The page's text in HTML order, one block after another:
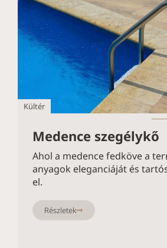
Kültér
Medence szegélykő
Ahol a medence fedköve a
anyagok eleganciáját és
el.
Részletek